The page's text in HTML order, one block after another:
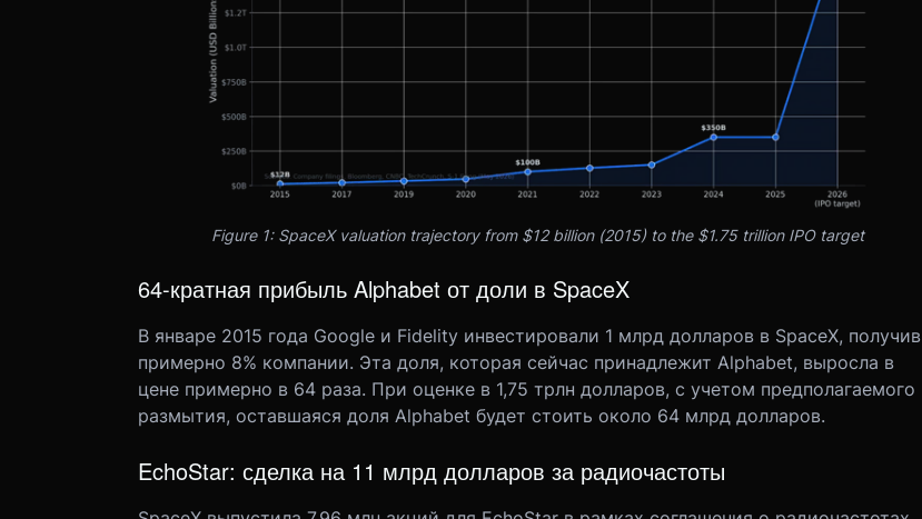
Figure 1: SpaceX valuation trajectory from $12 billion (2015) to the $1.75 trillion IPO target
64-кратная прибыль Alphabet от доли в SpaceX
В январе 2015 года Google и Fidelity инвестировали 1 млрд долларов в SpaceX, получив
примерно 8% компании. Эта доля, которая сейчас принадлежит Alphabet, выросла в
цене примерно в 64 раза. При оценке в 1,75 трлн долларов, с учетом предполагаемого
размытия, оставшаяся доля Alphabet будет стоить около 64 млрд долларов.
EchoStar: сделка на 11 млрд долларов за радиочастоты